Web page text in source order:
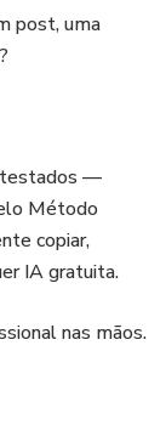
post, uma
testados —
Método
copiar,
IA gratuita.
nas mãos.